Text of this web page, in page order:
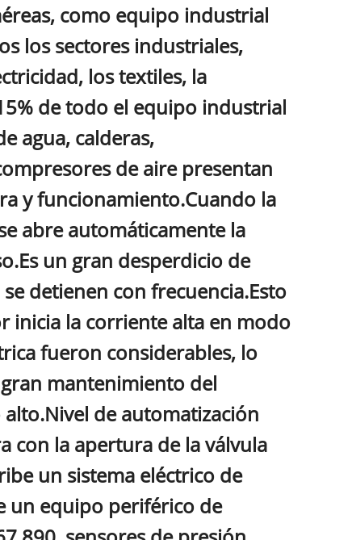
como equipo industrial
los sectores industriales,
los textiles, la
de todo el equipo industrial
agua, calderas,
de aire presentan
y funcionamiento.Cuando la
abre automáticamente la
un gran desperdicio de
detienen con frecuencia.Esto
inicia la corriente alta en modo
fueron considerables, lo
mantenimiento del
de automatización
con la apertura de la válvula
un sistema eléctrico de
un equipo periférico de